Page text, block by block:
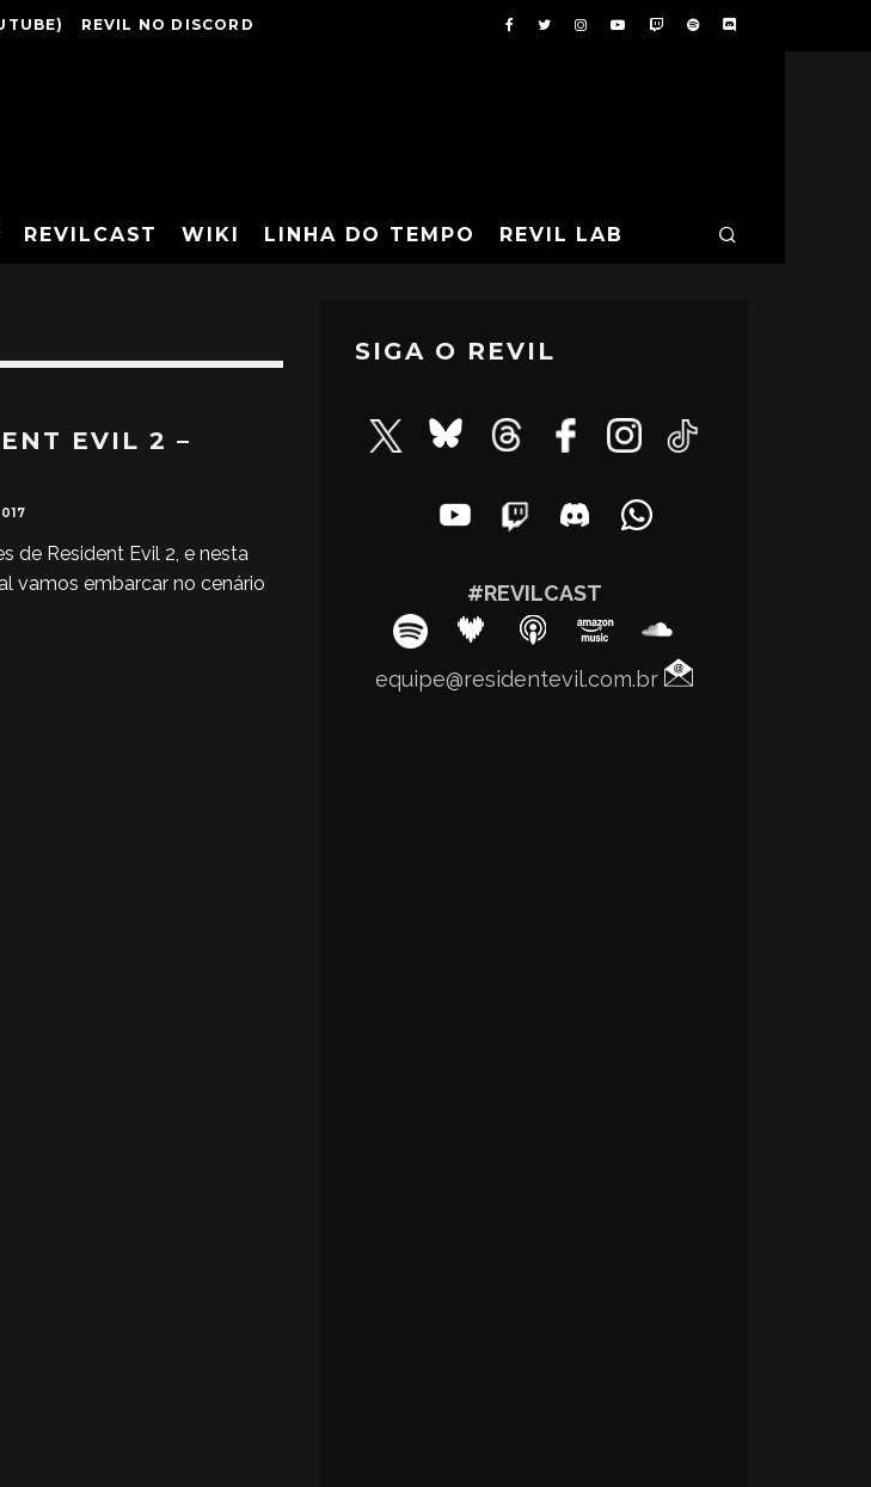
REVIL NO DISCORD
REVILCAST WIKI LINHA DO TEMPO REVIL LAB
EVIL 2 –
de Resident Evil 2, e nesta
vamos embarcar no cenário
SIGA O REVIL
#REVILCAST
equipe@residentevil.com.br